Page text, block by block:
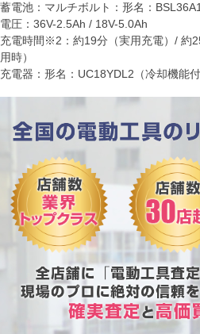
蓄電池：マルチボルト：形名：
電圧：36V-2.5Ah / 18V-5.0Ah
充電時間※2：約19分（実用充電）/ 約
用時）
充電器：形名：UC18YDL2（冷却機能付